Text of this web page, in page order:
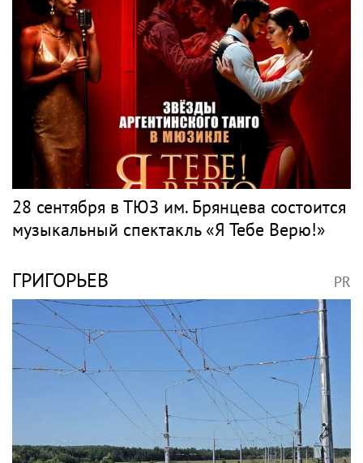
Жанну Агузарову
засняли на отдыхе с
22‑летним другом
Певица Женя Малахова
появилась на публике с
дочерью
Певец пообещал
доработать новое шоу,
подвергнутое критике
Сергунина рассказала
о новой программе
Москвы для российских
инноваторов
Авто в России и
мире
PR TIME PR